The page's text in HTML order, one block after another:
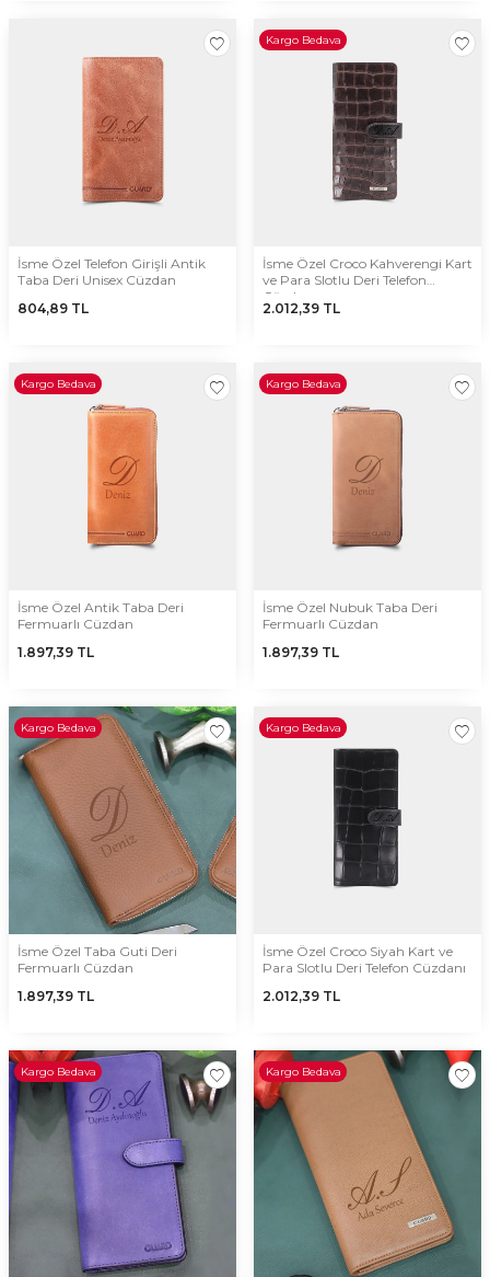
İsme Özel Telefon Girişli Antik
Taba Deri Unisex Cüzdan
804,89 TL
Kargo Bedava
İsme Özel Croco Kahverengi Kart
ve Para Slotlu Deri Telefon
Cüzdanı
2.012,39 TL
Kargo Bedava
İsme Özel Antik Taba Deri
Fermuarlı Cüzdan
1.897,39 TL
Kargo Bedava
İsme Özel Nubuk Taba Deri
Fermuarlı Cüzdan
1.897,39 TL
Kargo Bedava
İsme Özel Taba Guti Deri
Fermuarlı Cüzdan
1.897,39 TL
Kargo Bedava
İsme Özel Croco Siyah Kart ve
Para Slotlu Deri Telefon Cüzdanı
2.012,39 TL
Kargo Bedava Kargo Bedava